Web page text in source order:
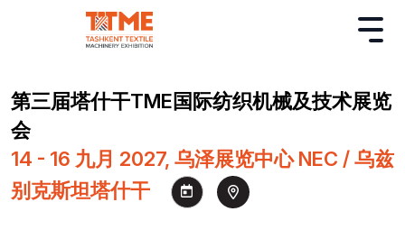
第三届塔什干TME国际纺织机械及技术展览
会
14 - 16 九月 2027, 乌泽展览中心 NEC / 乌兹
别克斯坦塔什干